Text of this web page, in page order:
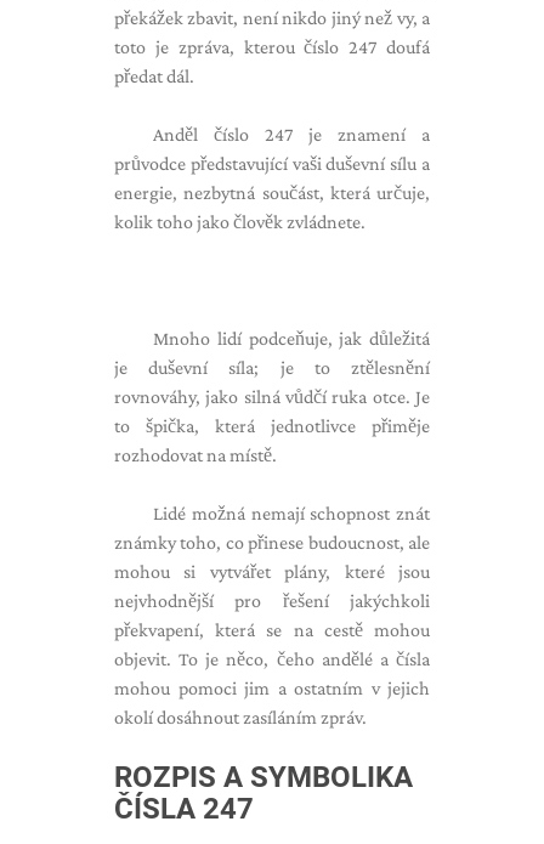
překážek zbavit, není nikdo jiný než vy, a
toto je zpráva, kterou číslo 247 doufá
předat dál.
Anděl číslo 247 je znamení a
průvodce představující vaši duševní sílu a
energie, nezbytná součást, která určuje,
kolik toho jako člověk zvládnete.
Mnoho lidí podceňuje, jak důležitá
je duševní síla; je to ztělesnění
rovnováhy, jako silná vůdčí ruka otce. Je
to špička, která jednotlivce přiměje
rozhodovat na místě.
Lidé možná nemají schopnost znát
známky toho, co přinese budoucnost, ale
mohou si vytvářet plány, které jsou
nejvhodnější pro řešení jakýchkoli
překvapení, která se na cestě mohou
objevit. To je něco, čeho andělé a čísla
mohou pomoci jim a ostatním v jejich
okolí dosáhnout zasíláním zpráv.
ROZPIS A SYMBOLIKA
ČÍSLA 247